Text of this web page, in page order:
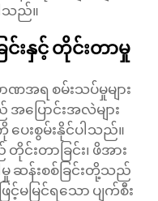
သည်။
းနှင့် တိုင်းတာမှု
ာဏအရ စမ်းသပ်မှုများ
ပြောင်းအလဲများ
ပေးစွမ်းနိုင်ပါသည်။
င်းတာခြင်း၊ ဖိအား
မှု ဆန်းစစ်ခြင်းတို့သည်
င့်မမြင်ရသော ပျက်စီး